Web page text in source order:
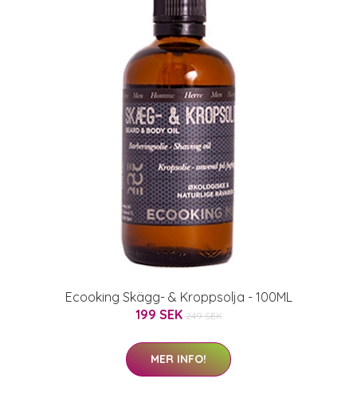
Ecooking Skägg- & Kroppsolja - 100ML
199 SEK 249 SEK
MER INFO!